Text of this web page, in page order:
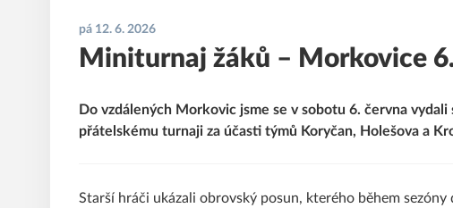
pá 12. 6. 2026
Miniturnaj žáků – Morkovice
Do vzdálených Morkovic jsme se v sobotu 6. června
přátelskému turnaji za účasti týmů Koryčan, Holešova a
Starší hráči ukázali obrovský posun, kterého během